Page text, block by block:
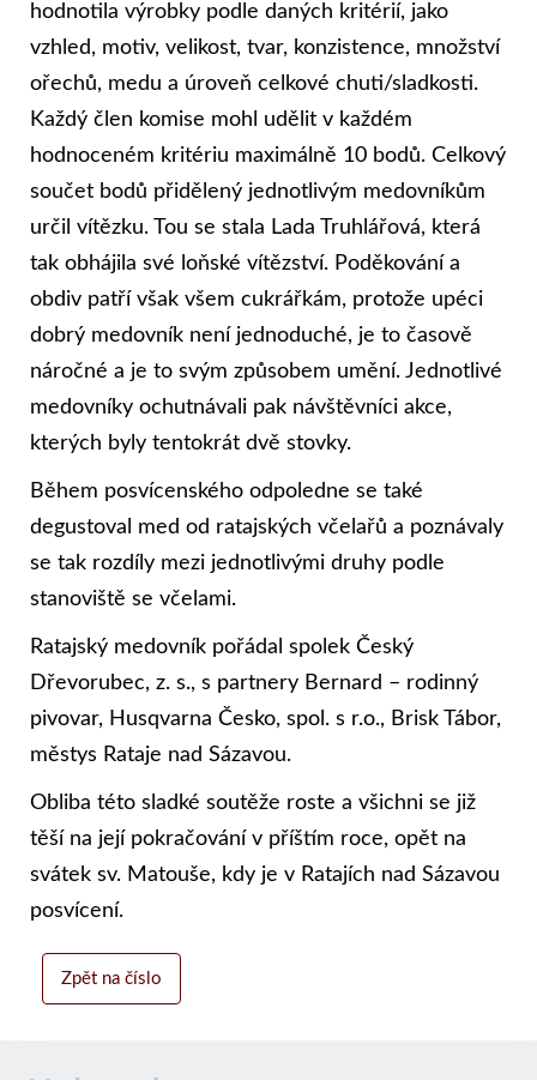
hodnotila výrobky podle daných kritérií, jako
vzhled, motiv, velikost, tvar, konzistence, množství
ořechů, medu a úroveň celkové chuti/sladkosti.
Každý člen komise mohl udělit v každém
hodnoceném kritériu maximálně 10 bodů. Celkový
součet bodů přidělený jednotlivým medovníkům
určil vítězku. Tou se stala Lada Truhlářová, která
tak obhájila své loňské vítězství. Poděkování a
obdiv patří však všem cukrářkám, protože upéci
dobrý medovník není jednoduché, je to časově
náročné a je to svým způsobem umění. Jednotlivé
medovníky ochutnávali pak návštěvníci akce,
kterých byly tentokrát dvě stovky.
Během posvícenského odpoledne se také
degustoval med od ratajských včelařů a poznávaly
se tak rozdíly mezi jednotlivými druhy podle
stanoviště se včelami.
Ratajský medovník pořádal spolek Český
Dřevorubec, z. s., s partnery Bernard – rodinný
pivovar, Husqvarna Česko, spol. s r.o., Brisk Tábor,
městys Rataje nad Sázavou.
Obliba této sladké soutěže roste a všichni se již
těší na její pokračování v příštím roce, opět na
svátek sv. Matouše, kdy je v Ratajích nad Sázavou
posvícení.
Zpět na číslo